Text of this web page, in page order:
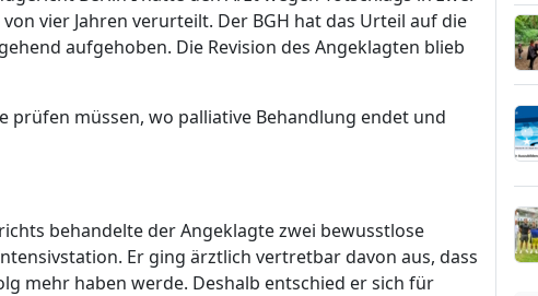
vier Jahren verurteilt. Der BGH hat das Urteil auf die
aufgehoben. Die Revision des Angeklagten blieb
prüfen müssen, wo palliative Behandlung endet und
behandelte der Angeklagte zwei bewusstlose
Er ging ärztlich vertretbar davon aus, dass
mehr haben werde. Deshalb entschied er sich für